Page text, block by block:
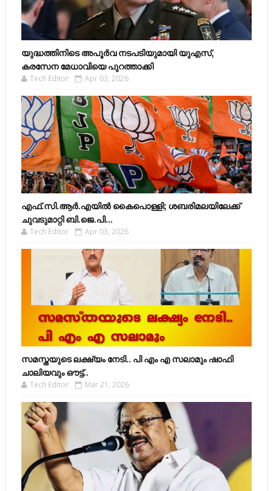
യുദ്ധത്തിനിടെ അപൂർവ നടപടിയുമായി യുഎസ്,
കരസേന മേധാവിയെ പുറത്താക്കി
Tech Editor Apr 03, 2026
എഫ്​.സി.ആർ.എയിൽ കൈപൊള്ളി; ശബരിമലയിലേക്ക്​
ചുവടുമാറ്റി ബി.ജെ.പി...
Tech Editor Apr 03, 2026
സമസ്തയുടെ ലക്ഷ്യം നേടി.. പി എം എ സലാമും ഷാഫി
ചാലിയവും ഔട്ട്..
Tech Editor Mar 21, 2026